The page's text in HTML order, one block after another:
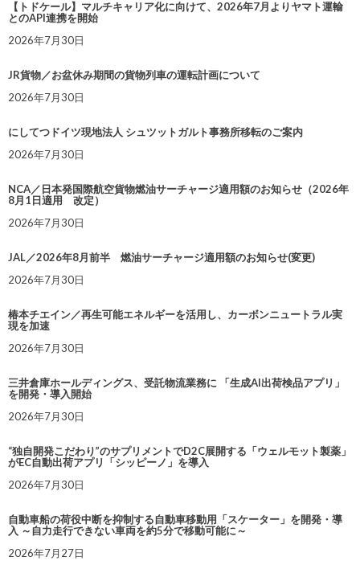
【トドケール】マルチキャリア化に向けて、2026年7月よりヤマト運輸
とのAPI連携を開始
2026年7月30日
JR貨物／お盆休み期間の貨物列車の運転計画について
2026年7月30日
にしてつドイツ現地法人 シュツットガルト事務所移転のご案内
2026年7月30日
NCA／日本発国際航空貨物燃油サーチャージ適用額のお知らせ（2026年
8月1日適用 改定）
2026年7月30日
JAL／2026年8月前半 燃油サーチャージ適用額のお知らせ(変更)
2026年7月30日
椿本チエイン／再生可能エネルギーを活用し、カーボンニュートラル実
現を加速
2026年7月30日
三井倉庫ホールディングス、受託物流業務に 「生成AI出荷検品アプリ」
を開発・導入開始
2026年7月30日
“独自開発こだわり”のサプリメントでD2C展開する「ウェルモット製薬」
がEC自動出荷アプリ「シッピーノ」を導入
2026年7月30日
自動車船の荷役中断を抑制する自動車移動用「スケーター」を開発・導
入 ～自力走行できない車両を約5分で移動可能に～
2026年7月27日